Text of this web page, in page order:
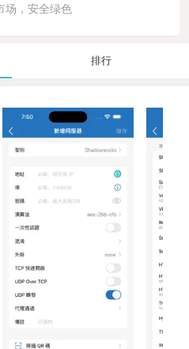
场，安全绿色
排行